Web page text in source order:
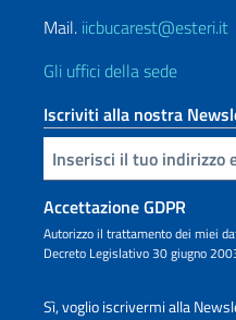
Mail. iicbucarest@esteri.it
Gli uffici della sede
Iscriviti alla nostra
Inserisci la tua email
Accettazione GDPR
Autorizzo il trattamento dei miei
Decreto Legislativo 30 giugno
Sì, voglio iscrivermi alla